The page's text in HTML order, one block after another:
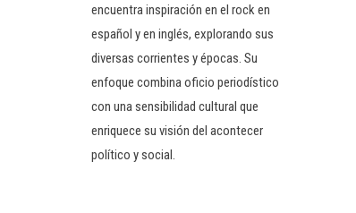
encuentra inspiración en el rock en
español y en inglés, explorando sus
diversas corrientes y épocas. Su
enfoque combina oficio periodístico
con una sensibilidad cultural que
enriquece su visión del acontecer
político y social.